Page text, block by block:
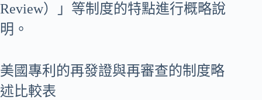
Review）」等制度的特點進行概略說
明。
美國專利的再發證與再審查的制度略
述比較表